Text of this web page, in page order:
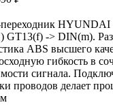
GT13(f) -> DIN(m).
ABS высшего
гибкость в
сигнала.
проводов делает